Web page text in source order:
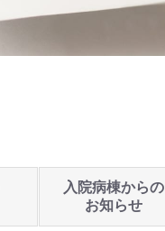
入院病棟からの
お知らせ